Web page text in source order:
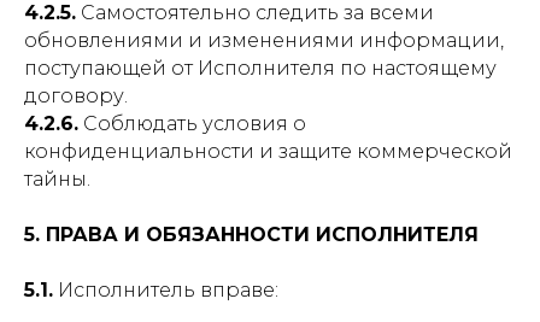
4.2.5. Самостоятельно следить за всеми
обновлениями и изменениями информации,
поступающей от Исполнителя по настоящему
договору.
4.2.6. Соблюдать условия о
конфиденциальности и защите коммерческой
тайны.
5. ПРАВА И ОБЯЗАННОСТИ ИСПОЛНИТЕЛЯ
5.1. Исполнитель вправе: